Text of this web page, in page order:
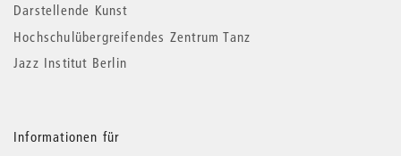
Darstellende Kunst
Hochschulübergreifendes Zentrum Tanz
Jazz Institut Berlin
Informationen für